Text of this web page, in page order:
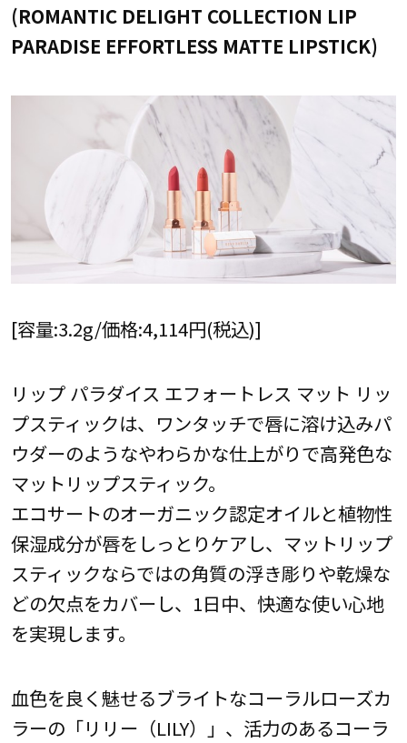
(ROMANTIC DELIGHT COLLECTION LIP
PARADISE EFFORTLESS MATTE LIPSTICK)
[容量:3.2g/価格:4,114円(税込)]
リップ パラダイス エフォートレス マット リッ
プスティックは、ワンタッチで唇に溶け込みパ
ウダーのようなやわらかな仕上がりで高発色な
マットリップスティック。
エコサートのオーガニック認定オイルと植物性
保湿成分が唇をしっとりケアし、マットリップ
スティックならではの角質の浮き彫りや乾燥な
どの欠点をカバーし、1日中、快適な使い心地
を実現します。
血色を良く魅せるブライトなコーラルローズカ
ラーの「リリー（LILY）」、活力のあるコーラ